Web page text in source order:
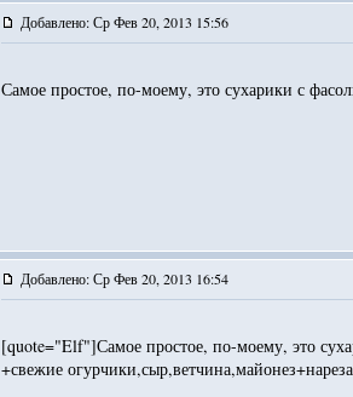
Добавлено: Ср Фев 20, 2013 15:56
Самое простое, по-моему, это сухарики с
Добавлено: Ср Фев 20, 2013 16:54
[quote="Elf"]Самое простое, по-моему, это
+свежие